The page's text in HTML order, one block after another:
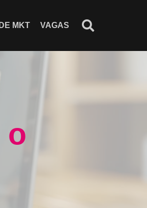
MKT VAGAS
o